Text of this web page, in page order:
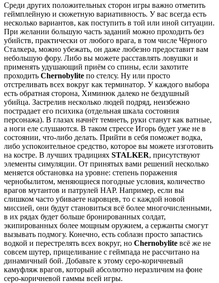
Среди других положительных сторон игры важно отметить
геймплейную и сюжетную вариативность. У вас всегда есть
несколько вариантов, как поступить в той или иной ситуации.
При желании большую часть заданий можно проходить без
убийств, практически от любого врага, в том числе Чёрного
Сталкера, можно убежать, он даже любезно предоставит вам
небольшую фору. Либо вы можете расставлять ловушки и
применять удушающий приём со спины, если захотите
проходить Chernobylite по стелсу. Ну или просто
отстреливать всех вокруг как терминатор. У каждого выбора
есть обратная сторона, Химинюк далеко не бездушный
убийца. Застрелив несколько людей подряд, неизбежно
пострадает его психика (отдельная шкала состояния
персонажа). В глазах начнёт темнеть, руки станут как ватные,
а ноги еле слушаются. В таком стрессе Игорь будет уже не в
состоянии, что-либо делать. Прийти в себя поможет водка,
либо успокоительное средство, которое вы можете изготовить
на костре. В лучших традициях STALKER, присутствуют
элементы симуляции. От принятых вами решений несколько
меняется обстановка на уровне: степень поражения
чернобылитом, меняющиеся погодные условия, количество
врагов мутантов и патрулей НАР. Например, если вы
слишком часто убиваете наровцев, то с каждой новой
миссией, они будут становиться всё более многочисленными,
в их рядах будет больше бронированных солдат,
экипированных более мощным оружием, а сержанты смогут
вызывать подмогу. Конечно, есть соблазн просто запастись
водкой и перестрелять всех вокруг, но Chernobylite всё же не
совсем шутер, прицеливание с геймпада не рассчитано на
динамичный бой. Добавьте к этому серо-коричневый
камуфляж врагов, который абсолютно неразличим на фоне
серо-коричневой гаммы всей игры.